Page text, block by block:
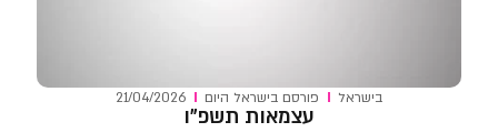
בישראל פורסם בישראל היום 21/04/2026
עצמאות תשפ"ו